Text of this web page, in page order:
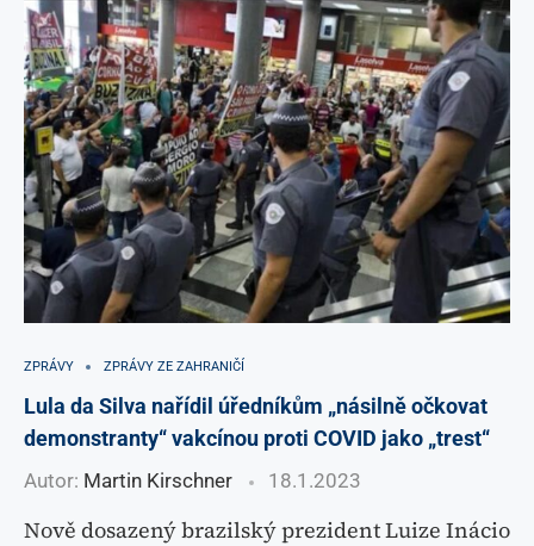
ZPRÁVY ZPRÁVY ZE ZAHRANIČÍ
Lula da Silva nařídil úředníkům „násilně očkovat
demonstranty“ vakcínou proti COVID jako „trest“
Autor: Martin Kirschner 18.1.2023
Nově dosazený brazilský prezident Luize Inácio